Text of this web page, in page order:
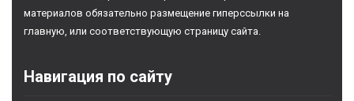
материалов обязательно размещение гиперссылки на
главную, или соответствующую страницу сайта.
Навигация по сайту